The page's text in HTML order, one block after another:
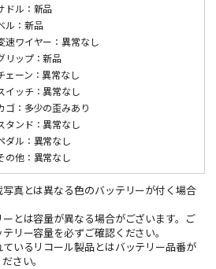
ドル：新品
ル：新品
速ワイヤー：異常なし
リップ：新品
ェーン：異常なし
イッチ：異常なし
ゴ：多少の歪みあり
タンド：異常なし
ダル：異常なし
の他：異常なし
真とは異なる色のバッテリーが付く場合
とは容量が異なる場合がございます。ご
リー容量を必ずご確認ください。
いるリコール製品とはバッテリー品番が
さい。